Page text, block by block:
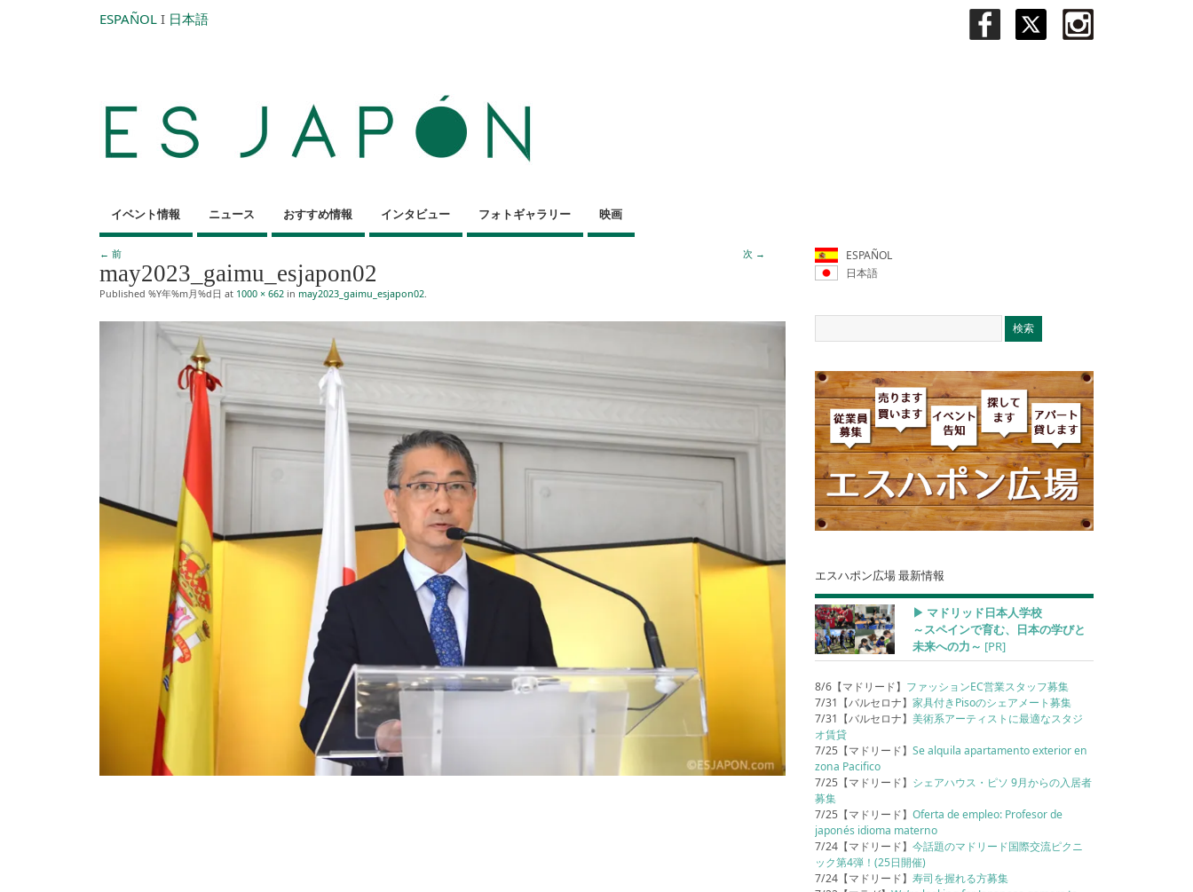
ESPAÑOL I 日本語
イベント情報 ニュース おすすめ情報 インタビュー フォトギャラリー 映画
← 前 次 →
may2023_gaimu_esjapon02
Published %Y年%m月%d日 at 1000 × 662 in may2023_gaimu_esjapon02
ESPAÑOL
日本語
エスハポン広場 最新情報
▶︎ マドリッド日本人学校
～スペインで育む、日本の学びと
未来への力～ [PR]
8/6【マドリード】 ファッションEC営業スタッフ募集
7/31【バルセロナ】家具付きPisoのシェアメート募集
7/31【バルセロナ】美術系アーティストに最適なスタジ
オ賃貸
7/25【マドリード】Se alquila apartamento exterior en
zona Pacifico
7/25【マドリード】 シェアハウス・ピソ 9月からの入居者
募集
7/25【マドリード】Oferta de empleo: Profesor de
japonés idioma materno
7/24【マドリード】今話題のマドリード国際交流ピクニ
ック第4弾！(25日開催)
7/24【マドリード】寿司を握れる方募集